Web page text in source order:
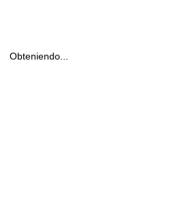
Obteniendo...